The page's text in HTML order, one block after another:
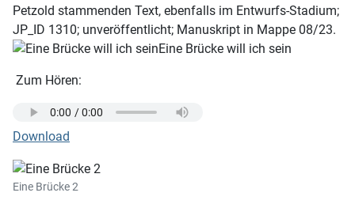
Petzold stammenden Text, ebenfalls im Entwurfs-Stadium;
JP_ID 1310; unveröffentlicht; Manuskript in Mappe 08/23.
Eine Brücke will ich sein
Zum Hören:
Download
Eine Brücke 2